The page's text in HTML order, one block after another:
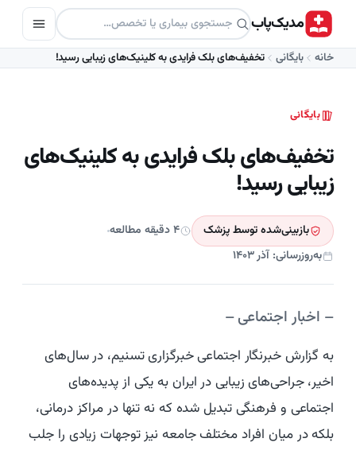
مدیک‌پاب
خانه بایگانی تخفیف‌‌های بلک فرایدی به کلینیک‌های زیبایی رسید!
بایگانی
تخفیف‌‌های بلک فرایدی به کلینیک‌های
زیبایی رسید!
بازبینی‌شده توسط پزشک
۴ دقیقه مطالعه
به‌روزرسانی: آذر ۱۴۰۳
– اخبار اجتماعی –
به گزارش خبرنگار اجتماعی خبرگزاری تسنیم، در سال‌های
اخیر، جراحی‌های زیبایی در ایران به یکی از پدیده‌های
اجتماعی و فرهنگی تبدیل شده که نه تنها در مراکز درمانی،
بلکه در میان افراد مختلف جامعه نیز توجهات زیادی را جلب